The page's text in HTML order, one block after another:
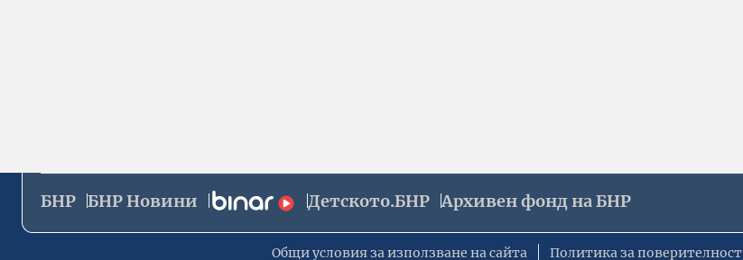
БНР БНР Новини Детското.БНР Архивен фонд на БНР
Общи условия за използване на сайта Политика за поверителност